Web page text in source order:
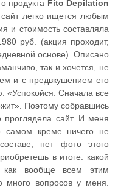
продукта Fito Depilation
легко ищется любым
и стоимость составляла
руб. (акция проходит,
основе). Описано
так и хочется, не
и с предвкушением его
«Успокойся. Сначала все
Поэтому собравшись
сайт. И меня
самом креме ничего не
нет фото этого
в итоге: какой
вообще всем этим
много вопросов у меня.